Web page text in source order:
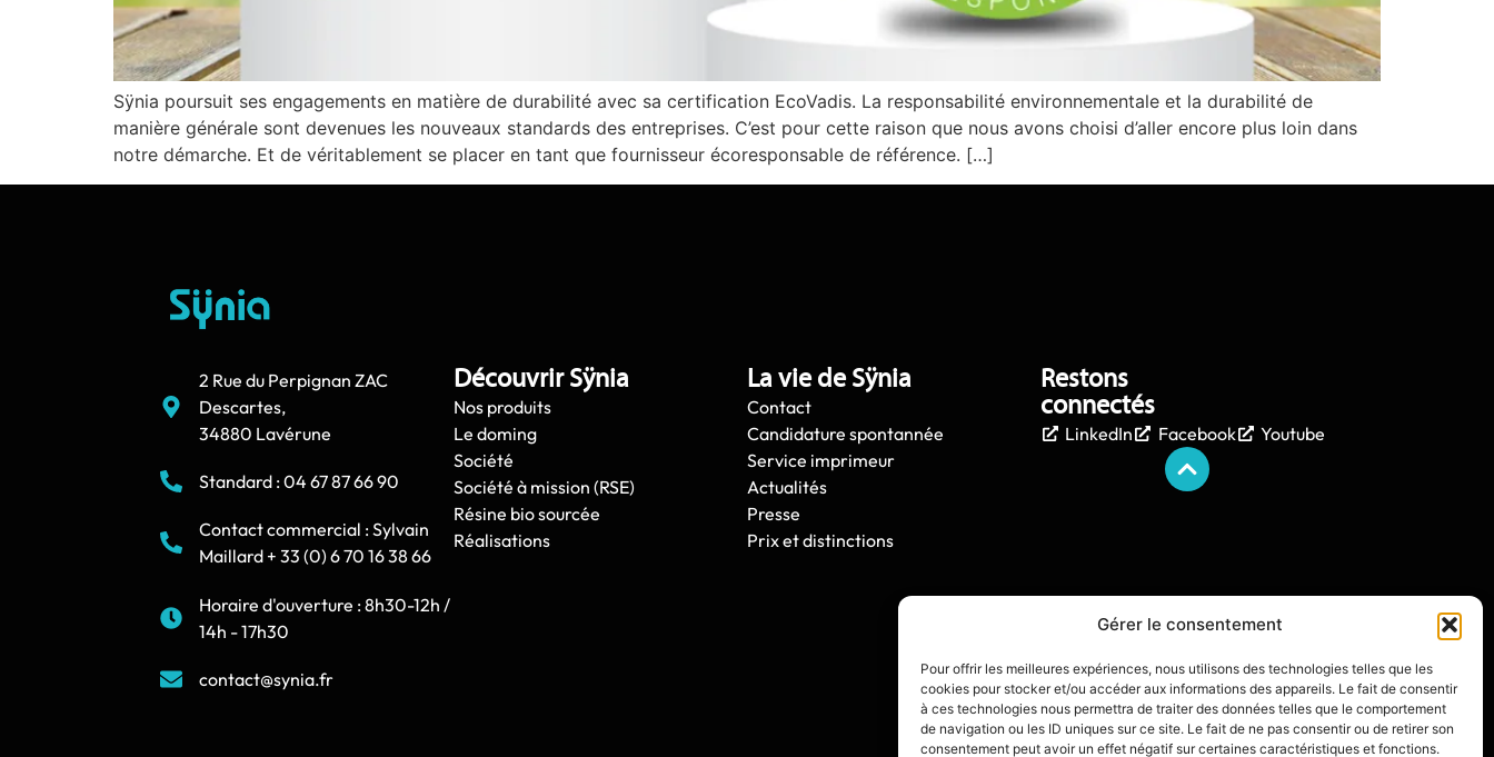
Gérer le consentement
Pour offrir les meilleures expériences, nous utilisons des technologies telles que les
cookies pour stocker et/ou accéder aux informations des appareils. Le fait de consentir
à ces technologies nous permettra de traiter des données telles que le comportement
de navigation ou les ID uniques sur ce site. Le fait de ne pas consentir ou de retirer son
consentement peut avoir un effet négatif sur certaines caractéristiques et fonctions.
Sÿnia poursuit ses engagements en matière de durabilité avec sa certification EcoVadis. La responsabilité environnementale et la durabilité de
manière générale sont devenues les nouveaux standards des entreprises. C’est pour cette raison que nous avons choisi d’aller encore plus loin dans
notre démarche. Et de véritablement se placer en tant que fournisseur écoresponsable de référence. […]
2 Rue du Perpignan ZAC
Descartes,
34880 Lavérune
Standard : 04 67 87 66 90
Contact commercial : Sylvain
Maillard + 33 (0) 6 70 16 38 66
Horaire d'ouverture : 8h30-12h /
14h - 17h30
contact@synia.fr
Découvrir Sÿnia
Nos produits
Le doming
Société
Société à mission (RSE)
Résine bio sourcée
Réalisations
La vie de Sÿnia
Contact
Candidature spontannée
Service imprimeur
Actualités
Presse
Prix et distinctions
Restons
connectés
LinkedIn Facebook Youtube